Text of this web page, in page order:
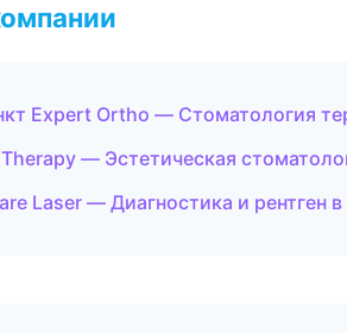
Expert Ortho — Стоматология
— Эстетическая
Laser — Диагностика и рентген